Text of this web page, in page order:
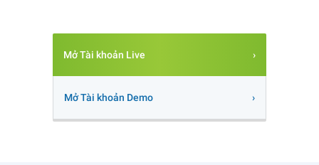
Mở Tài khoản Live
Mở Tài khoản Demo